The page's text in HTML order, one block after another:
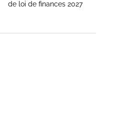
de loi de finances 2027